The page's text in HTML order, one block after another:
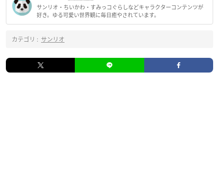
サンリオ・ちいかわ・すみっコぐらしなどキャラクターコンテンツが
好き。ゆる可愛い世界観に毎日癒やされています。
カテゴリ : サンリオ